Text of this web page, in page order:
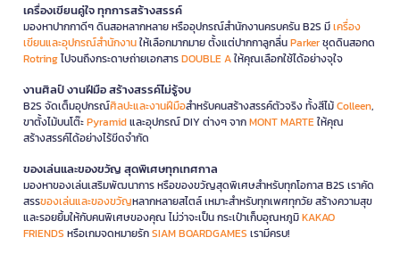
เครื่องเขียนคู่ใจ ทุกการสร้างสรรค์
มองหาปากกาดีๆ ดินสอหลากหลาย หรืออุปกรณ์สำนักงานครบครัน B2S มีเครื่อง
เขียนและอุปกรณ์สำนักงานให้เลือกมากมาย ตั้งแต่ปากกาลูกลื่นParkerชุดดินสอกด
Rotringไปจนถึงกระดาษถ่ายเอกสารDOUBLE Aให้คุณเลือกใช้ได้อย่างจุใจ
งานศิลป์ งานฝีมือ สร้างสรรค์ไม่รู้จบ
B2S จัดเต็มอุปกรณ์ศิลปะและงานฝีมือสำหรับคนสร้างสรรค์ตัวจริง ทั้งสีไม้Colleen,
ขาตั้งไม้บนโต๊ะPyramidและอุปกรณ์ DIY ต่างๆ จากMONT MARTEให้คุณ
สร้างสรรค์ได้อย่างไร้ขีดจำกัด
ของเล่นและของขวัญ สุดพิเศษทุกเทศกาล
มองหาของเล่นเสริมพัฒนาการ หรือของขวัญสุดพิเศษสำหรับทุกโอกาส B2S เราคัด
สรรของเล่นและของขวัญหลากหลายสไตล์ เหมาะสำหรับทุกเพศทุกวัย สร้างความสุข
และรอยยิ้มให้กับคนพิเศษของคุณ ไม่ว่าจะเป็น กระเป๋าเก็บอุณหภูมิKAKAO
FRIENDS หรือเกมจดหมายรักSIAM BOARDGAMES เรามีครบ!